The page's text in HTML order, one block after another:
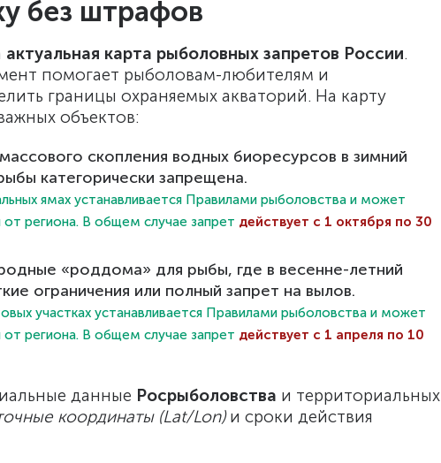
без штрафов
актуальная карта рыболовных запретов России.
помогает рыболовам-любителям и
границы охраняемых акваторий. На карту
объектов:
скопления водных биоресурсов в зимний
категорически запрещена.
ямах устанавливается Правилами рыболовства и может
от региона. В общем случае запрет действует с 1 октября по 30
«роддома» для рыбы, где в весенне-летний
ограничения или полный запрет на вылов.
участках устанавливается Правилами рыболовства и может
от региона. В общем случае запрет действует с 1 апреля по 10
данные Росрыболовства и территориальных
координаты (Lat/Lon)и сроки действия